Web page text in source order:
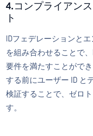
4.コンプライアン
ト
IDフェデレーションと
を組み合わせることで、
要件を満たすことがで
する前にユーザー ID と
検証することで、ゼロ
す。